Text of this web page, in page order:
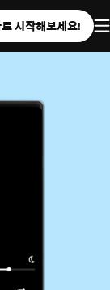
시작해보세요!